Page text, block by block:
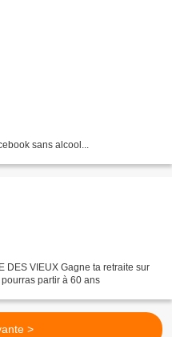
sans alcool...
DES VIEUX Gagne ta retraite sur
partir à 60 ans
>